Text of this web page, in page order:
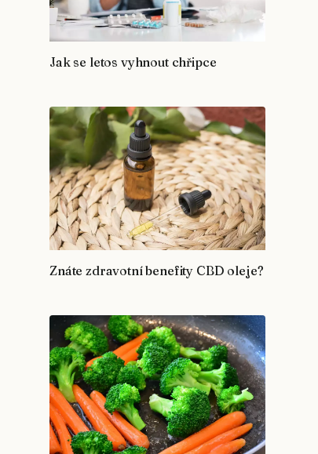
Jak se letos vyhnout chřipce
Znáte zdravotní benefity CBD oleje?